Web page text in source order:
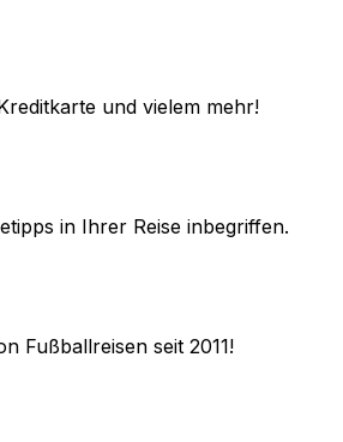
und vielem mehr!
in Ihrer Reise inbegriffen.
Fußballreisen seit 2011!